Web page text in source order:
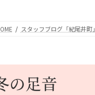
スタッフブログ「紀尾井町」
の足音